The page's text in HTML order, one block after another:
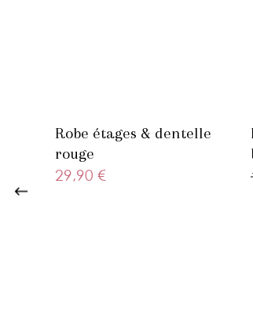
Robe étages & dentelle
rouge
29,90 €